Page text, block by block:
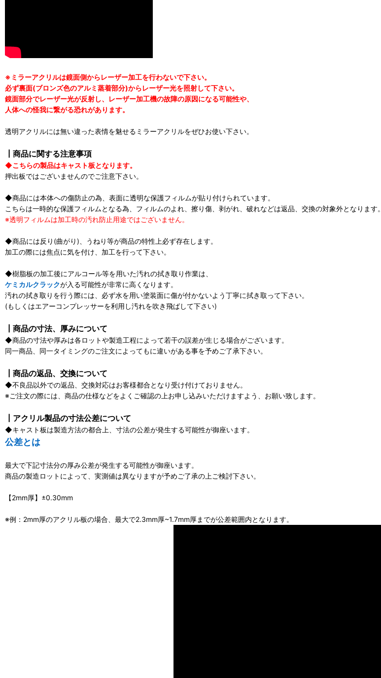
※ミラーアクリルは鏡面側からレーザー加工を行わないで下さい。
必ず裏面(ブロンズ色のアルミ蒸着部分)からレーザー光を照射して下さい。
鏡面部分でレーザー光が反射し、レーザー加工機の故障の原因になる可能性や、
人体への怪我に繋がる恐れがあります。
透明アクリルには無い違った表情を魅せるミラーアクリルをぜひお使い下さい。
┃商品に関する注意事項
◆こちらの製品はキャスト板となります。
押出板ではございませんのでご注意下さい。
◆商品には本体への傷防止の為、表面に透明な保護フィルムが貼り付けられています。
こちらは一時的な保護フィルムとなる為、フィルムのよれ、擦り傷、剥がれ、破れなどは返品、交換の対象外となります。
※透明フィルムは加工時の汚れ防止用途ではございません。
◆商品には反り(曲がり)、うねり等が商品の特性上必ず存在します。
加工の際には焦点に気を付け、加工を行って下さい。
◆樹脂板の加工後にアルコール等を用いた汚れの拭き取り作業は、
ケミカルクラックが入る可能性が非常に高くなります。
汚れの拭き取りを行う際には、必ず水を用い塗装面に傷が付かないよう丁寧に拭き取って下さい。
(もしくはエアーコンプレッサーを利用し汚れを吹き飛ばして下さい)
┃商品の寸法、厚みについて
◆商品の寸法や厚みは各ロットや製造工程によって若干の誤差が生じる場合がございます。
同一商品、同一タイミングのご注文によってもに違いがある事を予めご了承下さい。
┃商品の返品、交換について
◆不良品以外での返品、交換対応はお客様都合となり受け付けておりません。
※ご注文の際には、商品の仕様などをよくご確認の上お申し込みいただけますよう、お願い致します。
┃アクリル製品の寸法公差について
◆キャスト板は製造方法の都合上、寸法の公差が発生する可能性が御座います。
公差とは
最大で下記寸法分の厚み公差が発生する可能性が御座います。
商品の製造ロットによって、実測値は異なりますが予めご了承の上ご検討下さい。
【2mm厚】±0.30mm
※例：2mm厚のアクリル板の場合、最大で2.3mm厚~1.7mm厚までが公差範囲内となります。